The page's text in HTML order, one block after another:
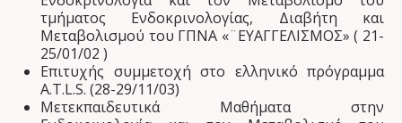
τμήματος Ενδοκρινολογίας, Διαβήτη και
Μεταβολισμού του ΓΠΝΑ «¨ΕΥΑΓΓΕΛΙΣΜΟΣ» ( 21-
25/01/02 )
Επιτυχής συμμετοχή στο ελληνικό πρόγραμμα
A.T.L.S. (28-29/11/03)
Μετεκπαιδευτικά Μαθήματα στην